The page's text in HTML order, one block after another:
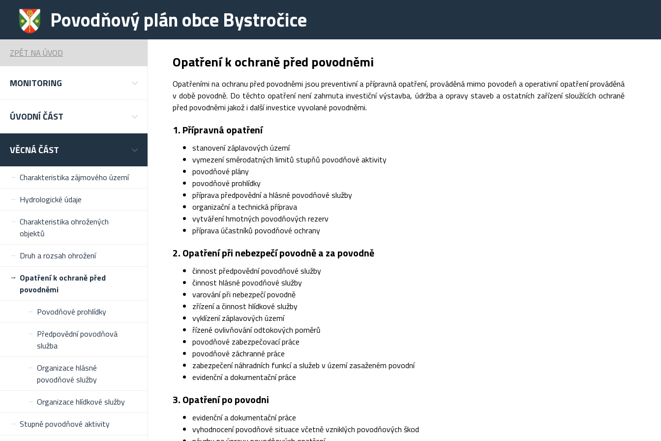
Povodňový plán obce Bystročice
ZPĚT NA ÚVOD
MONITORING
ÚVODNÍ ČÁST
VĚCNÁ ČÁST
Charakteristika zájmového území
Hydrologické údaje
Charakteristika ohrožených
objektů
Druh a rozsah ohrožení
Opatření k ochraně před
povodněmi
Povodňové prohlídky
Předpovědní povodňová
služba
Organizace hlásné
povodňové služby
Organizace hlídkové služby
Stupně povodňové aktivity
Opatření k ochraně před povodněmi
Opatřeními na ochranu před povodněmi jsou preventivní a přípravná opatření, prováděná mimo povodeň a operativní opatření prováděná
v době povodně. Do těchto opatření není zahrnuta investiční výstavba, údržba a opravy staveb a ostatních zařízení sloužících ochraně
před povodněmi jakož i další investice vyvolané povodněmi.
1. Přípravná opatření
stanovení záplavových území
vymezení směrodatných limitů stupňů povodňové aktivity
povodňové plány
povodňové prohlídky
příprava předpovědní a hlásné povodňové služby
organizační a technická příprava
vytváření hmotných povodňových rezerv
příprava účastníků povodňové ochrany
2. Opatření při nebezpečí povodně a za povodně
činnost předpovědní povodňové služby
činnost hlásné povodňové služby
varování při nebezpečí povodně
zřízení a činnost hlídkové služby
vyklízení záplavových území
řízené ovlivňování odtokových poměrů
povodňové zabezpečovací práce
povodňové záchranné práce
zabezpečení náhradních funkcí a služeb v území zasaženém povodní
evidenční a dokumentační práce
3. Opatření po povodni
evidenční a dokumentační práce
vyhodnocení povodňové situace včetně vzniklých povodňových škod